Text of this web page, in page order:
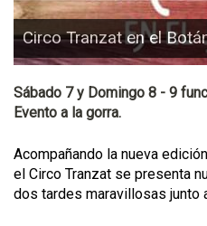
Circo Tranzat en el
Sábado 7 y Domingo 8 - 9
Evento a la gorra.
Acompañando la nueva
el Circo Tranzat se presenta
dos tardes maravillosas junto